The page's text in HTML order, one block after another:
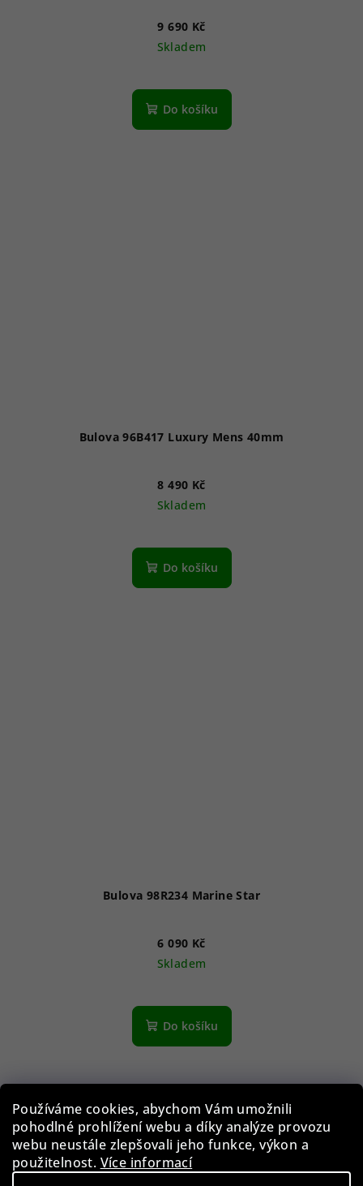
Používáme cookies, abychom Vám umožnili
pohodlné prohlížení webu a díky analýze provozu
webu neustále zlepšovali jeho funkce, výkon a
použitelnost. Více informací
9 690 Kč
Skladem
Do košíku
Bulova 96B417 Luxury Mens 40mm
8 490 Kč
Skladem
Do košíku
Bulova 98R234 Marine Star
6 090 Kč
Skladem
hodnocení
produktu
5
hvězdiček.
Do košíku